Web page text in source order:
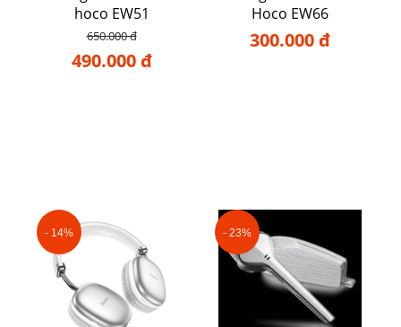
hoco EW51
650.000 đ
490.000 đ
Hoco EW66
300.000 đ
- 14% - 23%